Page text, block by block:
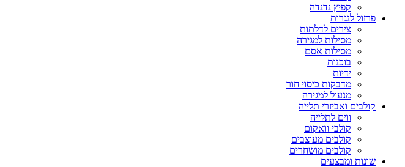
קפיץ נדנדה
פרזול לנגרות
צירים לדלתות
מסילות למגירה
מסילות אסם
בוכנות
ידיות
מדבקות כיסוי חור
מנעול למגירה
קולבים ואביזרי תלייה
ווים לתלייה
קולבי וואקום
קולבים מעוצבים
קולבים מושחרים
שונות ומבצעים